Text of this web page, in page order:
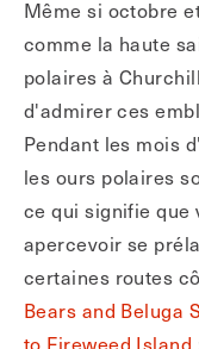
Même si octobre
comme la haute
polaires à
d'admirer ces
Pendant les mois
les ours polaires
ce qui signifie que
apercevoir se
certaines routes
Bears and Beluga
to Fireweed Island